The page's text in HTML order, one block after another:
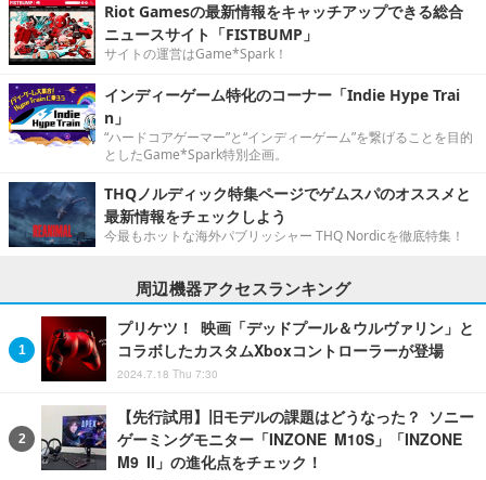
Riot Gamesの最新情報をキャッチアップできる総合
ニュースサイト「FISTBUMP」
サイトの運営はGame*Spark！
インディーゲーム特化のコーナー「Indie Hype Trai
n」
“ハードコアゲーマー”と“インディーゲーム”を繋げることを目的
としたGame*Spark特別企画。
THQノルディック特集ページでゲムスパのオススメと
最新情報をチェックしよう
今最もホットな海外パブリッシャー THQ Nordicを徹底特集！
周辺機器アクセスランキング
プリケツ！ 映画「デッドプール＆ウルヴァリン」と
コラボしたカスタムXboxコントローラーが登場
2024.7.18 Thu 7:30
【先行試用】旧モデルの課題はどうなった？ ソニー
ゲーミングモニター「INZONE M10S」「INZONE
M9 II」の進化点をチェック！